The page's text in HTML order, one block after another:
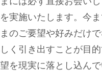
実施いたします。今
のご要望や好みだけ
く引き出すことが目
を現実に落とし込んで